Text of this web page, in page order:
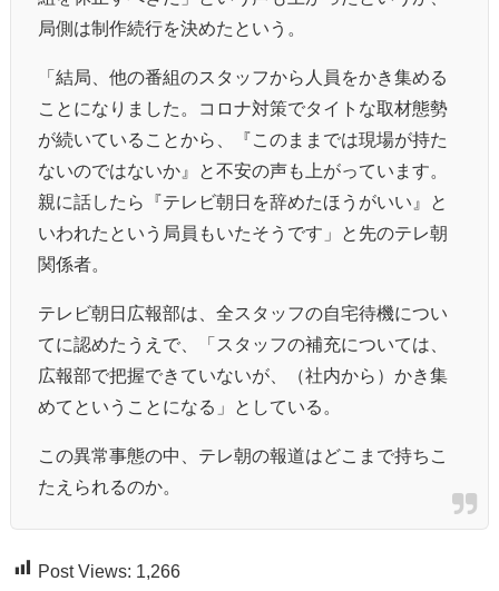
局側は制作続行を決めたという。
「結局、他の番組のスタッフから人員をかき集める
ことになりました。コロナ対策でタイトな取材態勢
が続いていることから、『このままでは現場が持た
ないのではないか』と不安の声も上がっています。
親に話したら『テレビ朝日を辞めたほうがいい』と
いわれたという局員もいたそうです」と先のテレ朝
関係者。
テレビ朝日広報部は、全スタッフの自宅待機につい
てに認めたうえで、「スタッフの補充については、
広報部で把握できていないが、（社内から）かき集
めてということになる」としている。
この異常事態の中、テレ朝の報道はどこまで持ちこ
たえられるのか。
Post Views: 1,266